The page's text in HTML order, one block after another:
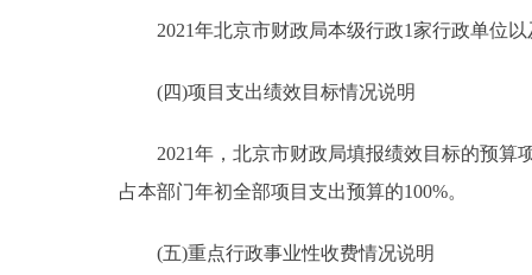
2021年北京市财政局本级行政1家行政单位以
(四)项目支出绩效目标情况说明
2021年，北京市财政局填报绩效目标的预算项
占本部门年初全部项目支出预算的100%。
(五)重点行政事业性收费情况说明